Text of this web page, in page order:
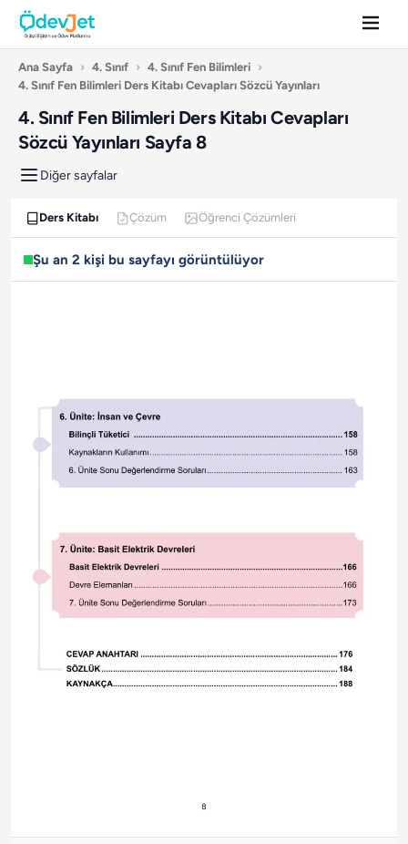
Ana Sayfa › 4. Sınıf › 4. Sınıf Fen Bilimleri ›
4. Sınıf Fen Bilimleri Ders Kitabı Cevapları Sözcü Yayınları
4. Sınıf Fen Bilimleri Ders Kitabı Cevapları
Sözcü Yayınları Sayfa 8
Diğer sayfalar
Ders Kitabı Çözüm Öğrenci Çözümleri
Şu an 2 kişi bu sayfayı görüntülüyor